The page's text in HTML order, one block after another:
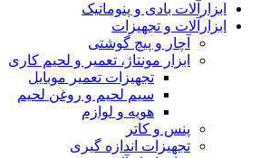
ابزارآلات بادی و پنوماتیک
ابزارآلات و تجهیزات
آچار و پیچ گوشتی
ابزار مونتاژ، تعمیر و لحیم کاری
تجهیزات تعمیر موبایل
سیم لحیم و روغن لحیم
هویه و لوازم
پنس و کاتر
تجهیزات اندازه گیری